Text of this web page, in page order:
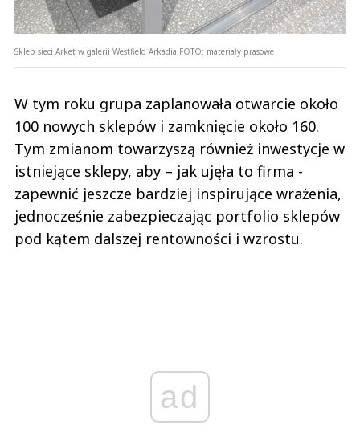
Sklep sieci Arket w galerii Westfield Arkadia FOTO: materiały prasowe
W tym roku grupa zaplanowała otwarcie około
100 nowych sklepów i zamknięcie około 160.
Tym zmianom towarzyszą również inwestycje w
istniejące sklepy, aby – jak ujęła to firma -
zapewnić jeszcze bardziej inspirujące wrażenia,
jednocześnie zabezpieczając portfolio sklepów
pod kątem dalszej rentowności i wzrostu.
ad